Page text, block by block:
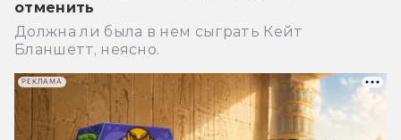
отменить
Должна ли была в нем сыграть Кейт
Бланшетт, неясно.
РЕКЛАМА